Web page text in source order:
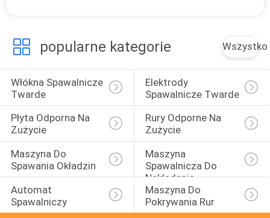
SIĘ
NAMI
POPROSIĆ
O
WYCENĘ
AKTUALNOŚCI
popularne kategorie Wszystko
Włókna Spawalnicze
Twarde
Elektrody
Spawalnicze Twarde
Płyta Odporna Na
Zużycie
Rury Odporne Na
Zużycie
Maszyna Do
Spawania Okładzin
Maszyna
Spawalnicza Do
Nakładania
Automat
Spawalniczy
Maszyna Do
Pokrywania Rur